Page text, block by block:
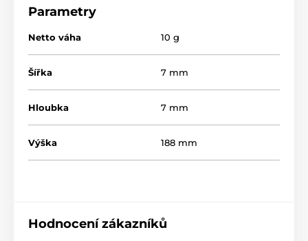
Parametry
Netto váha 10 g
Šířka 7 mm
Hloubka 7 mm
Výška 188 mm
Hodnocení zákazníků